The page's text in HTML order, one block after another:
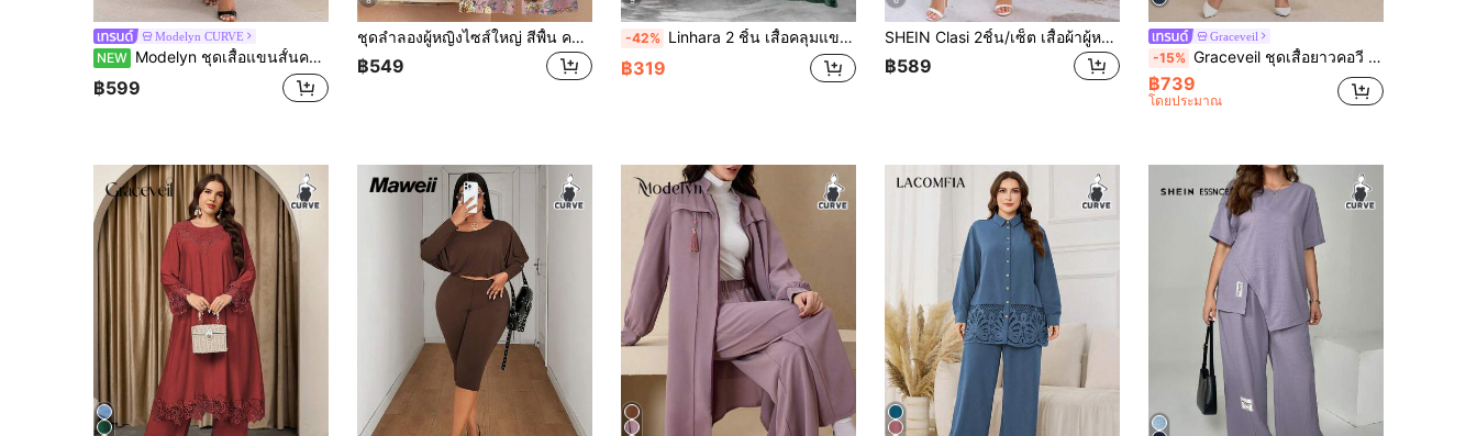
Modelyn CURVE
NEW Modelyn ชุดเสื้อแขนสั้นคอกลมและกระโปรงสีพื้นสำหรับผู้หญิงไซส์ใหญ่ สไตล์ลำลองสำหรับใส่ประจำวัน
฿599
ชุดลำลองผู้หญิงไซส์ใหญ่ สีพื้น คอกลม เสื้อยาว และกางเกงขากว้างลายดอกไม้ สำหรับใส่ประจำวันและท่องเที่ยว สีชมพู สไตล์หรูหรา
฿549
-42% Linhara 2 ชิ้น เสื้อคลุมแขนยาวผูกหน้า และกางเกงขากว้างชุดลำลองหลวม สำหรับสตรีไซส์พิเศษ
฿319
SHEIN Clasi 2ชิ้น/เซ็ต เสื้อผ้าผู้หญิง พิมพ์ลายดอกไม้สีชมพู ด้านหน้าสั้นด้านหลังยาว และกางเกงขายาวใส่สบาย ไซส์พิเศษ, ชุดมีความโรแมนติกเรียบร้อยสำหรับใส่ในวันธรรมดา ฤดูใบไม้ผลิ
฿589
Graceveil
-15% Graceveil ชุดเสื้อยาวคอวี ปักลาย 2 ชิ้น/เซ็ต ไซส์ใหญ่ แขนยาว หลวม กับกางเกงเอวยืด สบายๆ สำหรับฤดูใบไม้ผลิ/ฤดูใบไม้ร่วง สมถ่อมตน
฿739
โดยประมาณ